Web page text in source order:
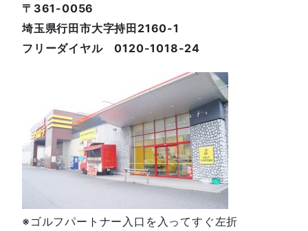
〒361-0056
埼玉県行田市大字持田2160-1
フリーダイヤル 0120-1018-24
※ゴルフパートナー入口を入ってすぐ左折